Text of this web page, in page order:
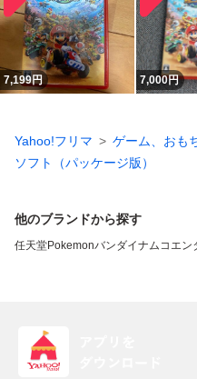
7,199円 7,000円
Yahoo!フリマ ゲーム、おも
ソフト（パッケージ版）
他のブランドから探す
任天堂Pokemonバンダイナムコエン